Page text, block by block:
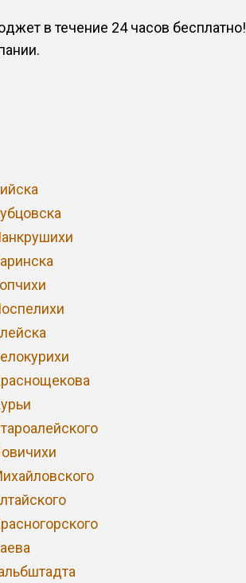
в течение 24 часов бесплатно!